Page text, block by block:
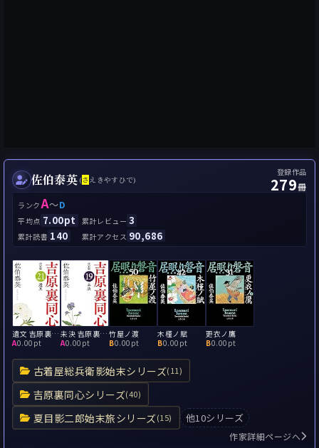
佐伯泰英 (さ えきやすひで)
登録作品
279冊
ランクA～D
平均点 7.00pt 累計レビュー 3
累計読書 140 累計アクセス 90,686
古着屋総兵衛影始末シリーズ(11)
吉原裏同心シリーズ(40)
夏目影二郎始末旅シリーズ(15) 他10シリーズ
遺文 吉原裏同心21
A0.00pt
未決 吉原裏同心19
A0.00pt
竹屋ノ渡
B0.00pt
木槿ノ賦
B0.00pt
更衣ノ鷹
B0.00pt
作家詳細ページへ